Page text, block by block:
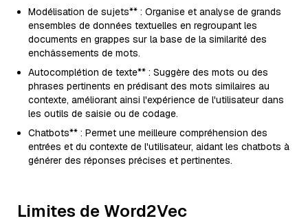
Modélisation de sujets** : Organise et analyse de grands
ensembles de données textuelles en regroupant les
documents en grappes sur la base de la similarité des
enchâssements de mots.
Autocomplétion de texte** : Suggère des mots ou des
phrases pertinents en prédisant des mots similaires au
contexte, améliorant ainsi l'expérience de l'utilisateur dans
les outils de saisie ou de codage.
Chatbots** : Permet une meilleure compréhension des
entrées et du contexte de l'utilisateur, aidant les chatbots à
générer des réponses précises et pertinentes.
Limites de Word2Vec